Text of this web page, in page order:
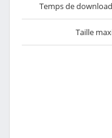
Temps de
Taille